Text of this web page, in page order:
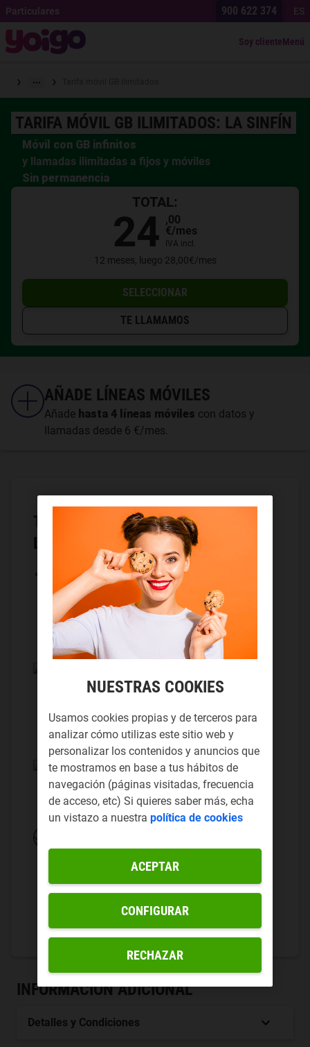
Particulares 900 622 374 ES
Soy clienteMenú
› ›
TARIFA MÓVIL GB ILIMITADOS: LA SINFÍN
Móvil con GB infinitos
y llamadas ilimitadas a fijos y móviles
Sin permanencia
TOTAL:
24 ,00
€/mes
IVA incl.
12 meses, luego 28,00€/mes
SELECCIONAR
TE LLAMAMOS
AÑADE LÍNEAS MÓVILES
Añade hasta 4 líneas móviles con datos y
llamadas desde 6 €/mes.
TARIFA DE MÓVIL CON DATOS Y
LLAMADAS ILIMITADAS
2 Líneas con Datos Infinitos
compartidos
Navega a máxima velocidad hasta 5G.
nacionales, establecimiento incluido.
Excluye llamadas de tarificación especial.
Envío y tarjeta SIM gratuitos.
Portabilidad en 48 horas.
Llama y navega en la UE como si
INFORMACIÓN ADICIONAL
Detalles y Condiciones
NUESTRAS COOKIES
Usamos cookies propias y de terceros para
analizar cómo utilizas este sitio web y
personalizar los contenidos y anuncios que
te mostramos en base a tus hábitos de
navegación (páginas visitadas, frecuencia
de acceso, etc) Si quieres saber más, echa
un vistazo a nuestra política de cookies
RECHAZAR
ACEPTAR
CONFIGURAR